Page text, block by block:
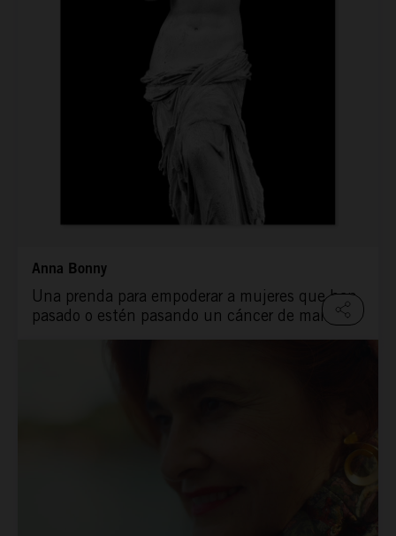
Anna Bonny
Una prenda para empoderar a mujeres que han
pasado o estén pasando un cáncer de mama.